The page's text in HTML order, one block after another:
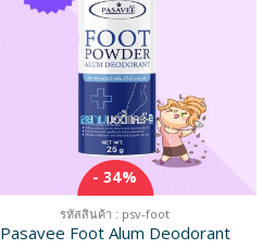
- 34%
รหัสสินค้า : psv-foot
Pasavee Foot Alum Deodorant